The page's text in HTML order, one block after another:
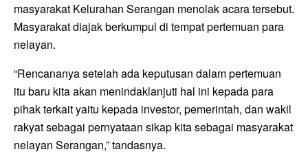
masyarakat Kelurahan Serangan menolak acara tersebut.
Masyarakat diajak berkumpul di tempat pertemuan para
nelayan.
“Rencananya setelah ada keputusan dalam pertemuan
itu baru kita akan menindaklanjuti hal ini kepada para
pihak terkait yaitu kepada investor, pemerintah, dan wakil
rakyat sebagai pernyataan sikap kita sebagai masyarakat
nelayan Serangan,” tandasnya.